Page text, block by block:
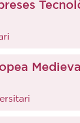
Medieval